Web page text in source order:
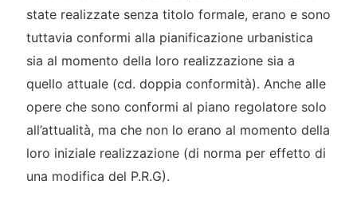
state realizzate senza titolo formale, erano e sono
tuttavia conformi alla pianificazione urbanistica
sia al momento della loro realizzazione sia a
quello attuale (cd. doppia conformità). Anche alle
opere che sono conformi al piano regolatore solo
all’attualità, ma che non lo erano al momento della
loro iniziale realizzazione (di norma per effetto di
una modifica del P.R.G).